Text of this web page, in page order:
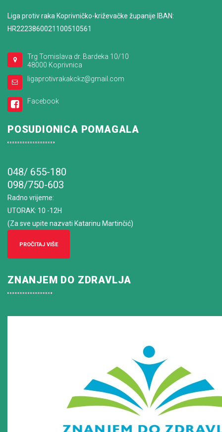
Liga protiv raka Koprivničko-križevačke županije IBAN:
HR2223860021100510561
Trg Tomislava dr. Bardeka 10/10
48000 Koprivnica
ligaprotivrakakckz@gmail.com
Facebook
POSUDIONICA POMAGALA
048/ 655-180
098/750-603
Radno vrijeme:
UTORAK: 10 -12H
(Za sve upite nazvati Katarinu Martinčić)
PROČITAJ VIŠE
ZNANJEM DO ZDRAVLJA